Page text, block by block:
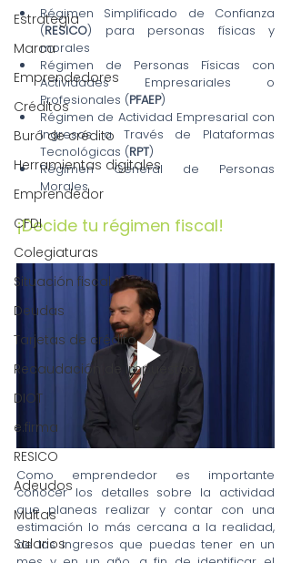
Estrategia
Marca
Emprendedores
Créditos
Buró de crédito
Herramientas digitales
Emprendedor
CFDI
Colegiaturas
Situación fiscal
Deudas
Tarjetas de crédito
Recaudación de impuestos
DIOT
e.firma
RESICO
Adeudos
Multas
Salarios
Régimen Simplificado de Confianza
(RESICO) para personas físicas y
morales
Régimen de Personas Físicas con
Actividades Empresariales o
Profesionales (PFAEP)
Régimen de Actividad Empresarial con
Ingresos a Través de Plataformas
Tecnológicas (RPT)
Régimen General de Personas
Morales
¡Decide tu régimen fiscal!
Como emprendedor es importante
conocer los detalles sobre la actividad
que planeas realizar y contar con una
estimación lo más cercana a la realidad,
de los ingresos que puedas tener en un